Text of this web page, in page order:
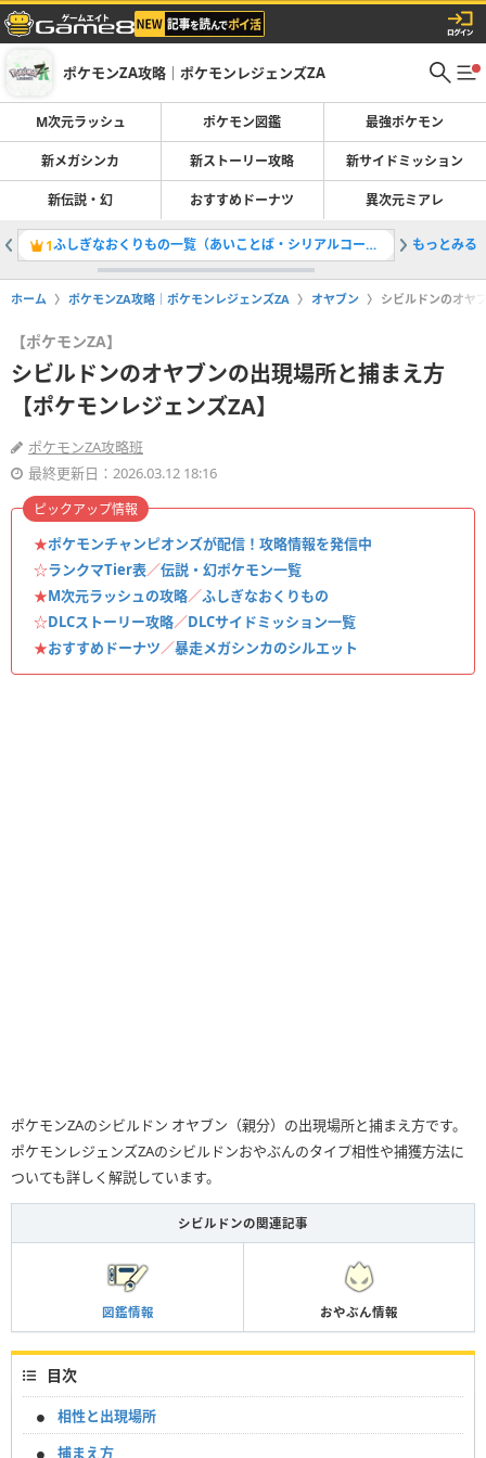
ポケモンZA攻略｜ポケモンレジェンズZA
M次元ラッシュ ポケモン図鑑 最強ポケモン
新メガシンカ 新ストーリー攻略 新サイドミッション
新伝説・幻 おすすめドーナツ 異次元ミアレ
1 ふしぎなおくりもの一覧（あいことば・シリアルコード）・受け取り方 2暴走メ
もっとみる
ホーム ポケモンZA攻略｜ポケモンレジェンズZA オヤブン シビルドンのオヤ
【ポケモンZA】
シビルドンのオヤブンの出現場所と捕まえ方
【ポケモンレジェンズZA】
ポケモンZA攻略班
最終更新日：2026.03.12 18:16
★ポケモンチャンピオンズが配信！攻略情報を発信中
☆ランクマTier表／伝説・幻ポケモン一覧
★M次元ラッシュの攻略／ふしぎなおくりもの
☆DLCストーリー攻略／DLCサイドミッション一覧
★おすすめドーナツ／暴走メガシンカのシルエット
ピックアップ情報
ポケモンZAのシビルドン オヤブン（親分）の出現場所と捕まえ方です。
ポケモンレジェンズZAのシビルドンおやぶんのタイプ相性や捕獲方法に
ついても詳しく解説しています。
シビルドンの関連記事
図鑑情報 おやぶん情報
目次
相性と出現場所
捕まえ方